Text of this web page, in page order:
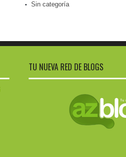
Sin categoría
TU NUEVA RED DE BLOGS